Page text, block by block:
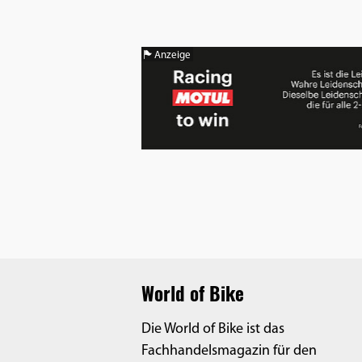
Anzeige
World of Bike
Die World of Bike ist das
Fachhandelsmagazin für den
EXTERNE MEDIEN